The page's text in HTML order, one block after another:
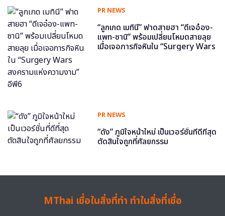
PR NEWS
“ลูกเกด เมทินี” ฟาดสายฮา “ดีเจอ๋อง-
แพท-ซานิ” พร้อมเปลี่ยนโหมดสายลุย
เมื่อเจอภารกิจหินใน “Surgery Wars
PR NEWS
“ดัง” ภูมิใจหน้าใหม่ เป็นเวอร์ชั่นที่ดีที่สุด
ตัดสินใจถูกที่ศัลยกรรม
MThai เชื่อในสิ่งที่ทำ ทำในสิ่งที่เชื่อ